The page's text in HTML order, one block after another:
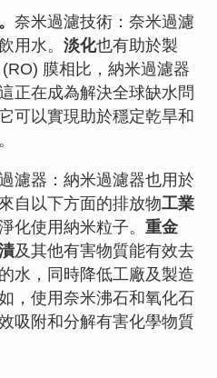
奈米過濾技術：奈米過濾
用水。 淡化也有助於製
膜相比，納米過濾器
正在成為解決全球缺水問
可以實現助於穩定乾旱和
濾器：納米過濾器也用於
自以下方面的排放物工業
化使用納米粒子。 重金
及其他有害物質能有效去
水，同時降低工廠及製造
，使用奈米沸石和氧化石
吸附和分解有害化學物質